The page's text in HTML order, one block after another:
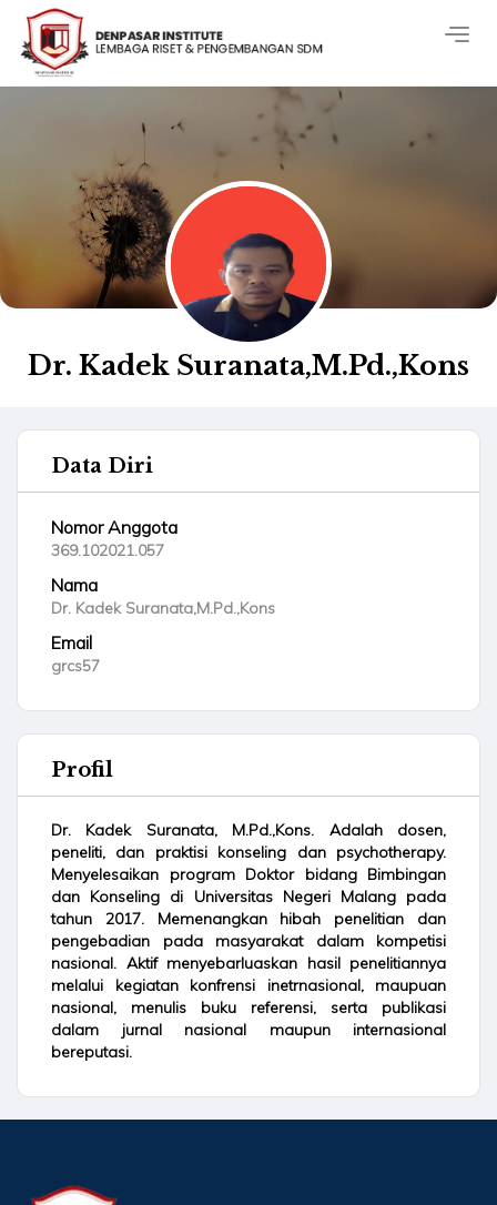
Dr. Kadek Suranata,M.Pd.,Kons
Data Diri
Nomor Anggota
369.102021.057
Nama
Dr. Kadek Suranata,M.Pd.,Kons
Email
grcs57
Profil
Dr. Kadek Suranata, M.Pd.,Kons. Adalah dosen,
peneliti, dan praktisi konseling dan psychotherapy.
Menyelesaikan program Doktor bidang Bimbingan
dan Konseling di Universitas Negeri Malang pada
tahun 2017. Memenangkan hibah penelitian dan
pengebadian pada masyarakat dalam kompetisi
nasional. Aktif menyebarluaskan hasil penelitiannya
melalui kegiatan konfrensi inetrnasional, maupuan
nasional, menulis buku referensi, serta publikasi
dalam jurnal nasional maupun internasional
bereputasi.